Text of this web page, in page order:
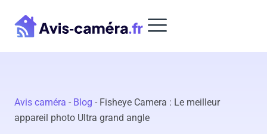
contenu
Avis caméra - Blog - Fisheye Camera : Le meilleur
appareil photo Ultra grand angle